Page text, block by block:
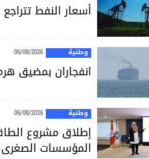
أسعار النفط تتراجع
وطنية 06/08/2026
انفجاران بمضيق
وطنية 06/08/2026
إطلاق مشروع
المؤسسات